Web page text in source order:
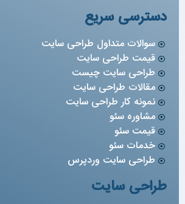
دسترسی سریع
سوالات متداول طراحی سایت
قیمت طراحی سایت
طراحی سایت چیست
مقالات طراحی سایت
نمونه کار طراحی سایت
مشاوره سئو
قیمت سئو
خدمات سئو
طراحی سایت وردپرس
طراحی سایت